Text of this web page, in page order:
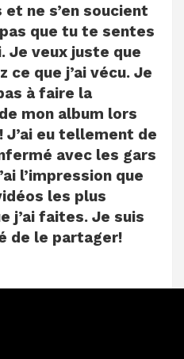
ne s’en soucient
que tu te sentes
Je veux juste que
ce que j’ai vécu. Je
à faire la
mon album lors
J’ai eu tellement de
avec les gars
l’impression que
les plus
j’ai faites. Je suis
de le partager!